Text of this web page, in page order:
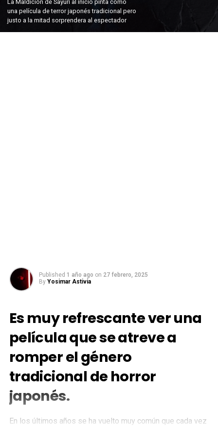
La Maldición de Sayuri al inicio pinta como
una película de terror japonés tradicional pero
justo a la mitad sorprendera al espectador
Published 1 año ago on 27 febrero, 2025
By Yosimar Astivia
Es muy refrescante ver una
película que se atreve a
romper el género
tradicional de horror
japonés.
En los últimos años se ha vuelto muy común que cada vez